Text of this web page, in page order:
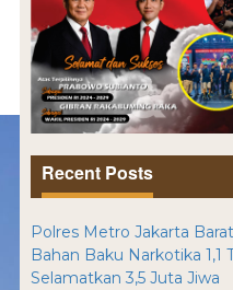
Recent Posts
Polres Metro Jakarta
Bahan Baku Narkotika 1,1
Selamatkan 3,5 Juta Jiwa